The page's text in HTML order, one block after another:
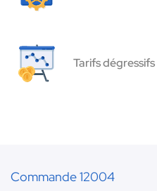
Tarifs
Commande 12004